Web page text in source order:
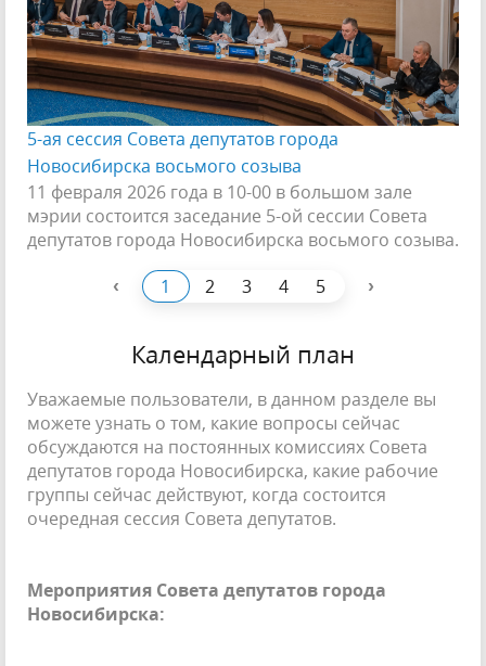
5-ая сессия Совета депутатов города
Новосибирска восьмого созыва
11 февраля 2026 года в 10-00 в большом зале
мэрии состоится заседание 5-ой сессии Совета
депутатов города Новосибирска восьмого созыва.
‹ 1 2 3 4 5 ›
Календарный план
Уважаемые пользователи, в данном разделе вы
можете узнать о том, какие вопросы сейчас
обсуждаются на постоянных комиссиях Совета
депутатов города Новосибирска, какие рабочие
группы сейчас действуют, когда состоится
очередная сессия Совета депутатов.
Мероприятия Совета депутатов города
Новосибирска: